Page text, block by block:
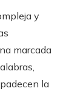
y
marcada
la